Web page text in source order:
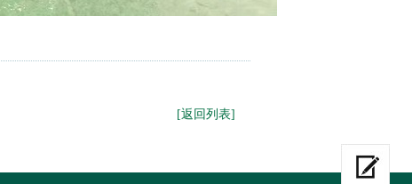
[返回列表]